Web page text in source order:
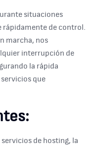
situaciones
rápidamente de control.
marcha, nos
interrupción de
la rápida
que
de hosting, la